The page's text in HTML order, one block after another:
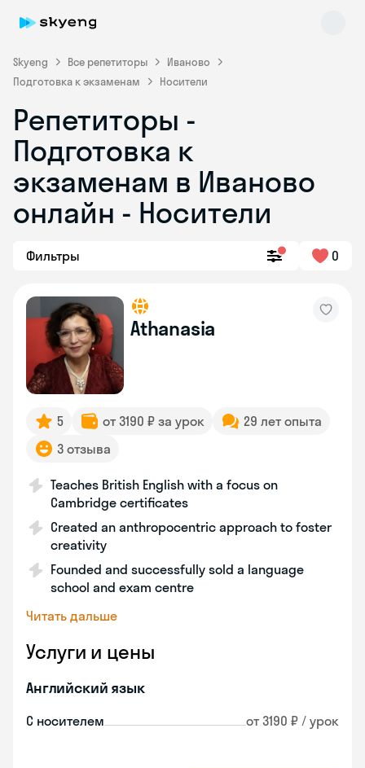
Skyeng Все репетиторы
Иваново
Подготовка к экзаменам
Носители
Репетиторы -
Подготовка к
экзаменам в Иваново
онлайн - Носители
Фильтры 0
Athanasia
5 от 3190 ₽ за урок
29 лет опыта
3 отзыва
Teaches British English with a focus on
Cambridge certificates
Created an anthropocentric approach to foster
creativity
Founded and successfully sold a language
school and exam centre
Читать дальше
Услуги и цены
Английский язык
С носителем от 3190 ₽ / урок
Skyeng Chat